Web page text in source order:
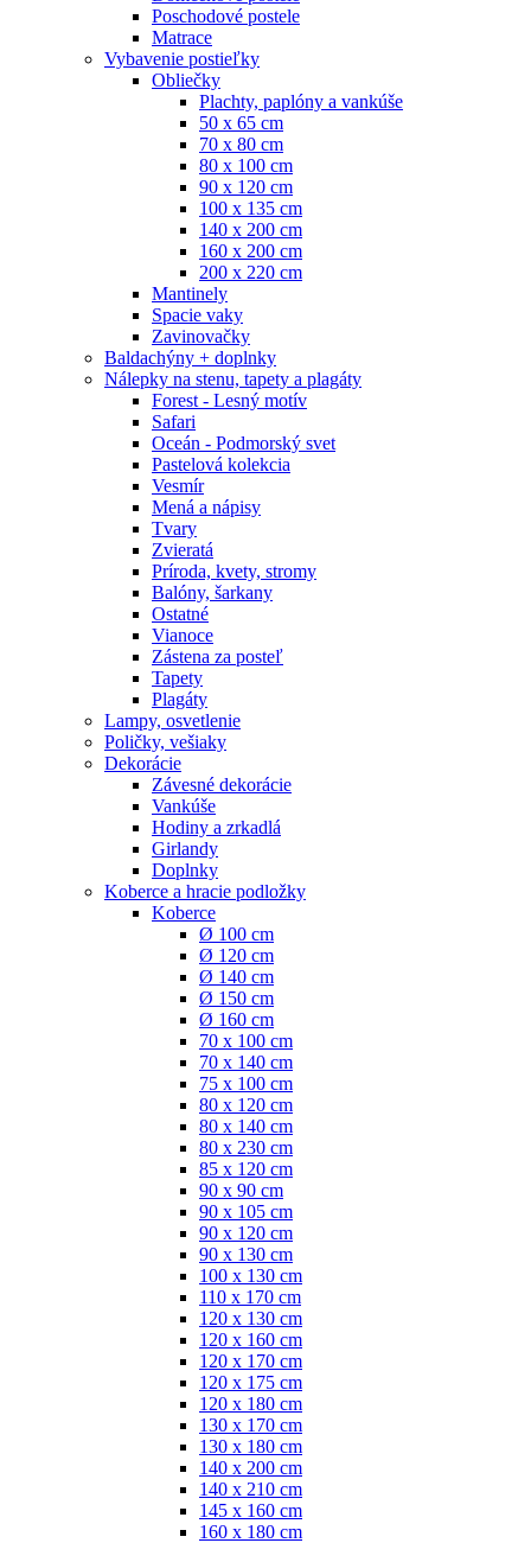
Poschodové postele
Matrace
Vybavenie postieľky
Obliečky
Plachty, paplóny a vankúše
50 x 65 cm
70 x 80 cm
80 x 100 cm
90 x 120 cm
100 x 135 cm
140 x 200 cm
160 x 200 cm
200 x 220 cm
Mantinely
Spacie vaky
Zavinovačky
Baldachýny + doplnky
Nálepky na stenu, tapety a plagáty
Forest - Lesný motív
Safari
Oceán - Podmorský svet
Pastelová kolekcia
Vesmír
Mená a nápisy
Tvary
Zvieratá
Príroda, kvety, stromy
Balóny, šarkany
Ostatné
Vianoce
Zástena za posteľ
Tapety
Plagáty
Lampy, osvetlenie
Poličky, vešiaky
Dekorácie
Závesné dekorácie
Vankúše
Hodiny a zrkadlá
Girlandy
Doplnky
Koberce a hracie podložky
Koberce
Ø 100 cm
Ø 120 cm
Ø 140 cm
Ø 150 cm
Ø 160 cm
70 x 100 cm
70 x 140 cm
75 x 100 cm
80 x 120 cm
80 x 140 cm
80 x 230 cm
85 x 120 cm
90 x 90 cm
90 x 105 cm
90 x 120 cm
90 x 130 cm
100 x 130 cm
110 x 170 cm
120 x 130 cm
120 x 160 cm
120 x 170 cm
120 x 175 cm
120 x 180 cm
130 x 170 cm
130 x 180 cm
140 x 200 cm
140 x 210 cm
145 x 160 cm
160 x 180 cm